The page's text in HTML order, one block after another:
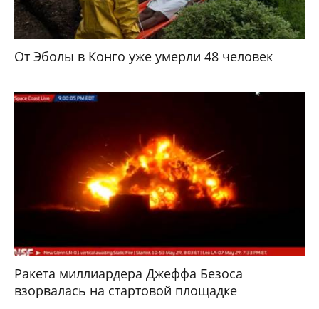
От Эболы в Конго уже умерли 48 человек
Ракета миллиардера Джеффа Безоса
взорвалась на стартовой площадке